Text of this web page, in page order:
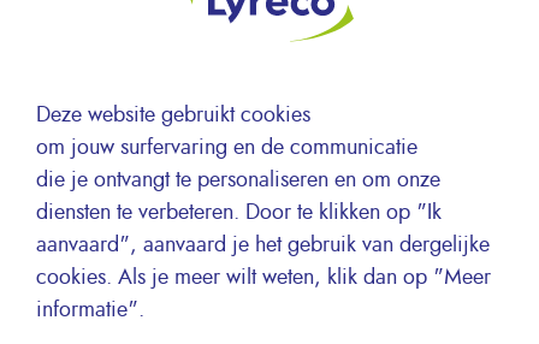
Deze website gebruikt cookies
om jouw surfervaring en de communicatie
die je ontvangt te personaliseren en om onze
diensten te verbeteren. Door te klikken op "Ik
aanvaard", aanvaard je het gebruik van dergelijke
cookies. Als je meer wilt weten, klik dan op "Meer
informatie".
De persoonsgegevens zullen worden opgeslagen
bereiken.
ARTIKEL 7 – CATEGORIEËN VAN
ONTVANGERS
LYRECO NEDERLAND BV maakt geen
persoonsgegevens openbaar over de betrokkene aan